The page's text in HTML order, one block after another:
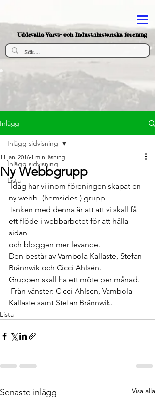
Uddevalla Varvs- och Industrihistoriska förening
Inlägg
Inlägg sidvisning
Lista
Inlägg sidvisning
Ny Webbgrupp
11 jan. 2016 1 min läsning
ny webb- (hemsides-) grupp.
Tanken med denna är att att vi skall få
ett flöde i webbarbetet för att hålla
sidan
och bloggen mer levande.
Den består av Vambola Kallaste, Stefan
Brännwik och Cicci Ahlsén.
Gruppen skall ha ett möte per månad.
Kallaste samt Stefan Brännwik.
Lista
Senaste inlägg Visa alla